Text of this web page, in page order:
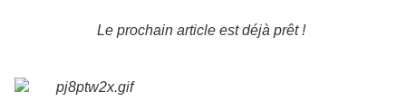
Le prochain article est déjà prêt !